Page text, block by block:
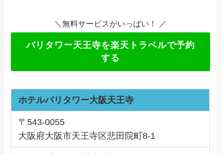
＼無料サービスがいっぱい！ ／
バリタワー天王寺を楽天トラベルで予約
する
ホテルバリタワー大阪天王寺
〒543-0055
大阪府大阪市天王寺区悲田院町8-1